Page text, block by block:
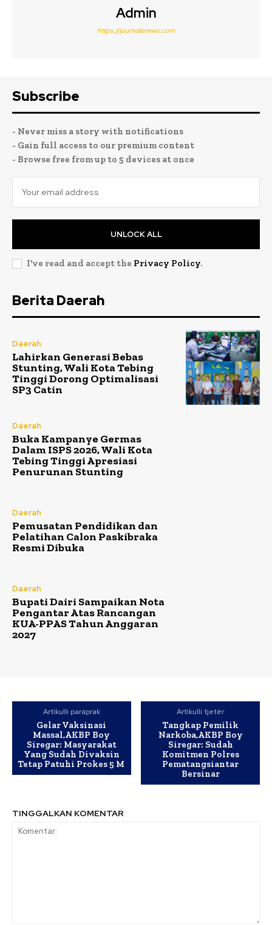
Admin
https://journalisnews.com
Subscribe
- Never miss a story with notifications
- Gain full access to our premium content
- Browse free from up to 5 devices at once
UNLOCK ALL
I've read and accept the Privacy Policy.
Berita Daerah
Daerah
Lahirkan Generasi Bebas
Stunting, Wali Kota Tebing
Tinggi Dorong Optimalisasi
SP3 Catin
Daerah
Buka Kampanye Germas
Dalam ISPS 2026, Wali Kota
Tebing Tinggi Apresiasi
Penurunan Stunting
Daerah
Pemusatan Pendidikan dan
Pelatihan Calon Paskibraka
Resmi Dibuka
Daerah
Bupati Dairi Sampaikan Nota
Pengantar Atas Rancangan
KUA-PPAS Tahun Anggaran
2027
Artikulli paraprak
Gelar Vaksinasi
Massal,AKBP Boy
Siregar: Masyarakat
Yang Sudah Divaksin
Tetap Patuhi Prokes 5 M
Artikulli tjetër
Tangkap Pemilik
Narkoba,AKBP Boy
Siregar: Sudah
Komitmen Polres
Pematangsiantar
Bersinar
TINGGALKAN KOMENTAR